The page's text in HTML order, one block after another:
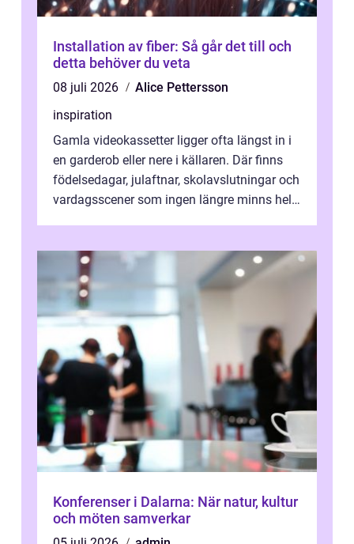
Installation av fiber: Så går det till och
detta behöver du veta
08 juli 2026
Alice Pettersson
inspiration
Gamla videokassetter ligger ofta längst in i
en garderob eller nere i källaren. Där finns
födelsedagar, julaftnar, skolavslutningar och
vardagsscener som ingen längre minns helt.
Konferenser i Dalarna: När natur, kultur
och möten samverkar